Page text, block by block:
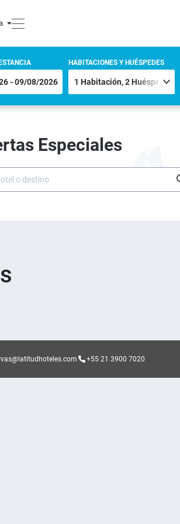
HABITACIONES Y HUÉSPEDES
Especiales
+55 21 3900 7020